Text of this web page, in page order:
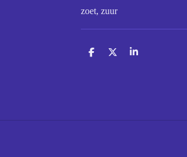
zoet, zuur
D
D
S